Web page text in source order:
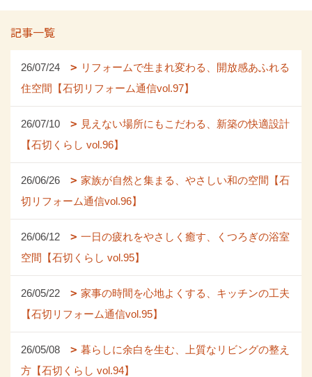
記事一覧
26/07/24
リフォームで生まれ変わる、開放感あふれる
住空間【石切リフォーム通信vol.97】
26/07/10
見えない場所にもこだわる、新築の快適設計
【石切くらし vol.96】
26/06/26
家族が自然と集まる、やさしい和の空間【石
切リフォーム通信vol.96】
26/06/12
一日の疲れをやさしく癒す、くつろぎの浴室
空間【石切くらし vol.95】
26/05/22
家事の時間を心地よくする、キッチンの工夫
【石切リフォーム通信vol.95】
26/05/08
暮らしに余白を生む、上質なリビングの整え
方【石切くらし vol.94】